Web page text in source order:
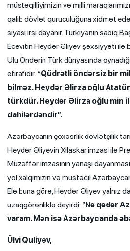
müstəqilliyimizin və milli
qalib dövlət quruculuğuna xidmət
siyasi irsi dayanır. Türkiyənin sabiq
Ecevitin Heydər Əliyev şəxsiyyəti ilə
Ulu Öndərin Türk dünyasında
etirafıdır: “Qüdrətli öndərsiz bir
bilməz. Heydər Əlirza oğlu
türkdür. Heydər Əlirza oğlu min
dahilərdəndir”.
Azərbaycanın çoxəsrlik dövlətçilik
Heydər Əliyevin Xilaskar imzası ilə
Müzəffər imzasının yanaşı
yol xalqımızın və müstəqil
Elə buna görə, Heydər Əliyev yalnız
uzaqgörənliklə deyirdi: “ Nə qədər
varam. Mən isə Azərbaycanda
Ülvi